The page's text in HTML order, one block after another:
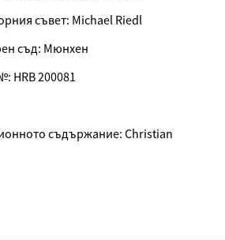
съвет: Michael Riedl
съд: Мюнхен
HRB 200081
съдържание: Christian